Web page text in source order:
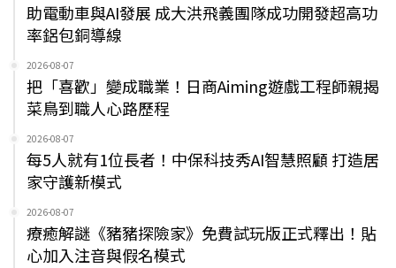
助電動車與AI發展 成大洪飛義團隊成功開發超高功
率鋁包銅導線
2026-08-07
把「喜歡」變成職業！日商Aiming遊戲工程師親揭
菜鳥到職人心路歷程
2026-08-07
每5人就有1位長者！中保科技秀AI智慧照顧 打造居
家守護新模式
2026-08-07
療癒解謎《豬豬探險家》免費試玩版正式釋出！貼
心加入注音與假名模式